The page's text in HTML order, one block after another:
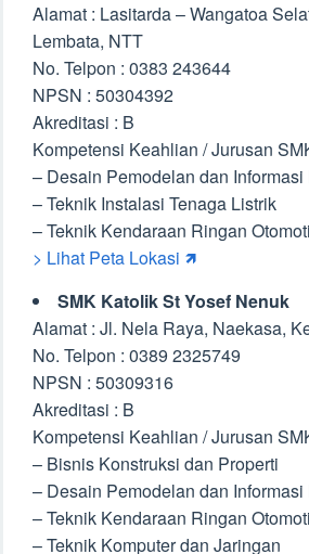
Alamat : Lasitarda – Wangatoa
Lembata, NTT
No. Telpon : 0383 243644
NPSN : 50304392
Akreditasi : B
Kompetensi Keahlian / Jurusan
– Desain Pemodelan dan
– Teknik Instalasi Tenaga Listrik
– Teknik Kendaraan Ringan
> Lihat Peta Lokasi 🡽
SMK Katolik St Yosef Nenuk
Alamat : Jl. Nela Raya, Naekasa,
No. Telpon : 0389 2325749
NPSN : 50309316
Akreditasi : B
Kompetensi Keahlian / Jurusan
– Bisnis Konstruksi dan Properti
– Desain Pemodelan dan
– Teknik Kendaraan Ringan
– Teknik Komputer dan Jaringan